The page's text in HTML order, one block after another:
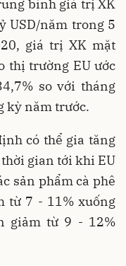
bình giá trị XK
USD/năm trong 5
giá trị XK mặt
thị trường EU ước
so với tháng
kỳ năm trước.
có thể gia tăng
gian tới khi EU
sản phẩm cà phê
từ 7 - 11% xuống
giảm từ 9 - 12%